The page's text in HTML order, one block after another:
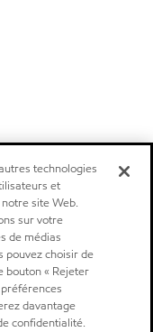
technologies
et
site Web.
sur votre
de médias
pouvez choisir de
bouton « Rejeter
davantage
confidentialité.